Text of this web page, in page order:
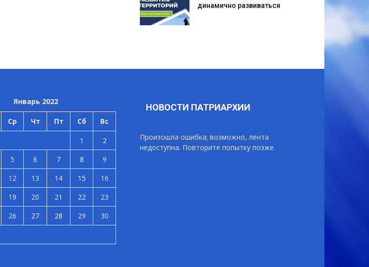
динамично развиваться
Январь 2022
Ср Чт Пт Сб Вс
1
2
5 6 7 8
9
12 13 14 15
16
19 20 21 22
23
26 27 28 29
30
НОВОСТИ ПАТРИАРХИИ
Произошла ошибка; возможно, лента
недоступна. Повторите попытку позже.